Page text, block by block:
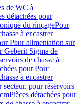
de WC à
détachées pour
du rinçagePour
à encastrer
Pour alimentation sur
Geberit Sigma de
de chasse à
pour Pour
à encastrer
secteur, pour réservoirs
Pièces détachées pour